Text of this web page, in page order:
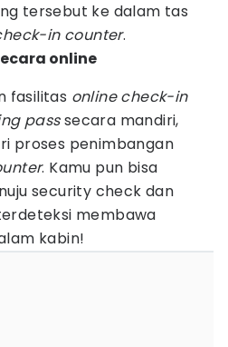
tersebut ke dalam tas
in counter.
online
fasilitas online check-in
passsecara mandiri,
proses penimbangan
. Kamu pun bisa
security check dan
membawa
kabin!